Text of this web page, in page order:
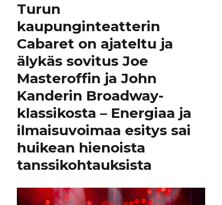
Turun
kaupunginteatterin
Cabaret on ajateltu ja
älykäs sovitus Joe
Masteroffin ja John
Kanderin Broadway-
klassikosta – Energiaa ja
ilmaisuvoimaa esitys sai
huikean hienoista
tanssikohtauksista